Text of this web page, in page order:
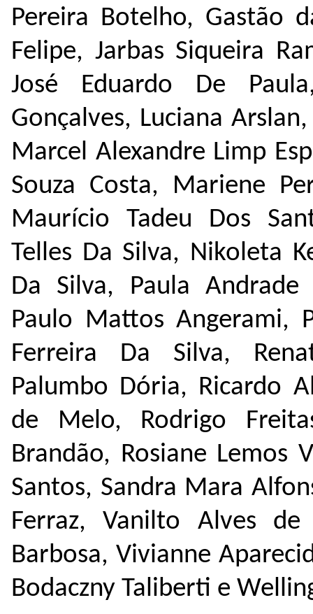
Pereira Botelho, Gastão
Felipe, Jarbas Siqueira
José Eduardo De
Gonçalves, Luciana
Marcel Alexandre Limp
Souza Costa, Mariene
Maurício Tadeu Dos
Telles Da Silva, Nikoleta
Da Silva, Paula
Paulo Mattos Angerami,
Ferreira Da Silva,
Palumbo Dória, Ricardo
de Melo, Rodrigo
Brandão, Rosiane Lemos
Santos, Sandra Mara
Ferraz, Vanilto Alves
Barbosa, Vivianne
Bodaczny Taliberti e